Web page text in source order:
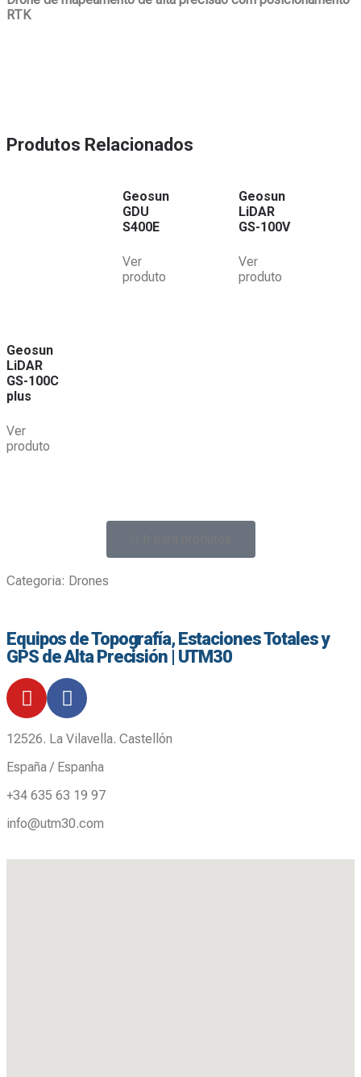
RTK
Produtos Relacionados
Geosun
GDU
S400E
Ver
produto
Geosun
LiDAR
GS-100V
Ver
produto
Geosun
LiDAR
GS-100C
plus
Ver
produto
Categoria: Drones
Equipos de Topografía, Estaciones Totales y
GPS de Alta Precisión | UTM30
12526. La Vilavella. Castellón
España / Espanha
+34 635 63 19 97
info@utm30.com